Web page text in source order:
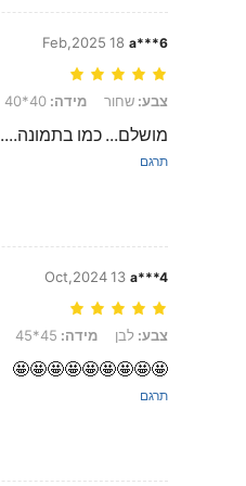
a***6
18 Feb,2025
צבע: שחור, מידה: 40*40
צבע: שחור מידה:
מושלם... כמו בתמונה....
תרגם
a***4
13 Oct,2024
צבע: לבן, מידה: 45*45
צבע: לבן מידה:
🤩🤩🤩🤩🤩🤩🤩🤩🤩
תרגם